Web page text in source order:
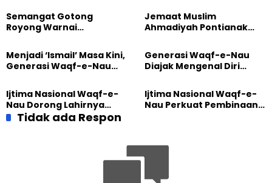
Semangat Gotong
Royong Warnai
Masjid di Jemaat
Ahmadiyah Sukapura
Jemaat Muslim
Ahmadiyah Pontianak
Perkuat Kolaborasi Sosial
Menjadi ‘Ismail’ Masa Kini,
Generasi Waqf-e-Nau
Pengabdian
Generasi Waqf-e-Nau
Diajak Mengenal Diri
Dunia
Ijtima Nasional Waqf-e-
Nau Dorong Lahirnya
Generasi Pengkhidmat
Ijtima Nasional Waqf-e-
Nau Perkuat Pembinaan
Tidak ada Respon